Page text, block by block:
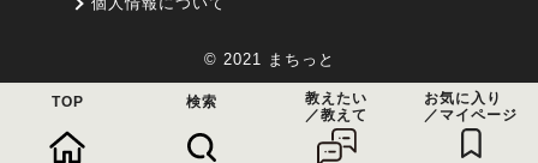
© 2021 まちっと
TOP 検索
教えたい
／教えて
お気に入り
／マイページ